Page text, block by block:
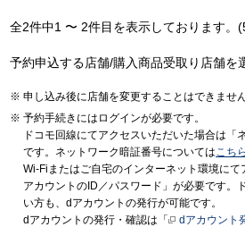
全2件中1 〜 2件目を表示しております。
予約申込する店舗/購入商品受取り店舗を
申し込み後に店舗を変更することはできません
予約手続きにはログインが必要です。
ドコモ回線にてアクセスいただいた場合は「
です。ネットワーク暗証番号についてはこちら
Wi-Fiまたはご自宅のインターネット環境にて
アカウントのID／パスワード」が必要です。
い方も、dアカウントの発行が可能です。
dアカウントの発行・確認は「
dアカウント